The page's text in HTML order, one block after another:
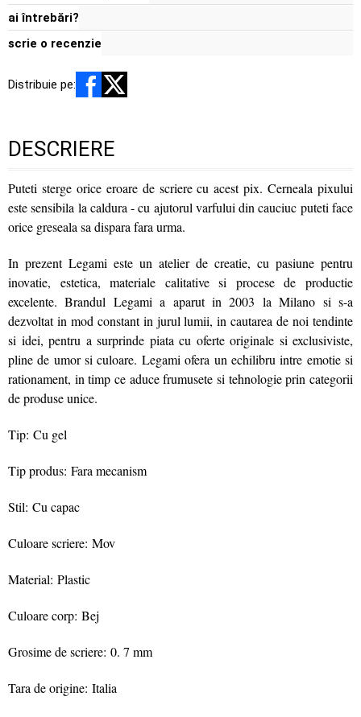
ai întrebări?
scrie o recenzie
Distribuie pe:
DESCRIERE
Puteti sterge orice eroare de scriere cu acest pix. Cerneala pixului
este sensibila la caldura - cu ajutorul varfului din cauciuc puteti face
orice greseala sa dispara fara urma.
In prezent Legami este un atelier de creatie, cu pasiune pentru
inovatie, estetica, materiale calitative si procese de productie
excelente. Brandul Legami a aparut in 2003 la Milano si s-a
dezvoltat in mod constant in jurul lumii, in cautarea de noi tendinte
si idei, pentru a surprinde piata cu oferte originale si exclusiviste,
pline de umor si culoare. Legami ofera un echilibru intre emotie si
rationament, in timp ce aduce frumusete si tehnologie prin categorii
de produse unice.
Tip: Cu gel
Tip produs: Fara mecanism
Stil: Cu capac
Culoare scriere: Mov
Material: Plastic
Culoare corp: Bej
Grosime de scriere: 0. 7 mm
Tara de origine: Italia